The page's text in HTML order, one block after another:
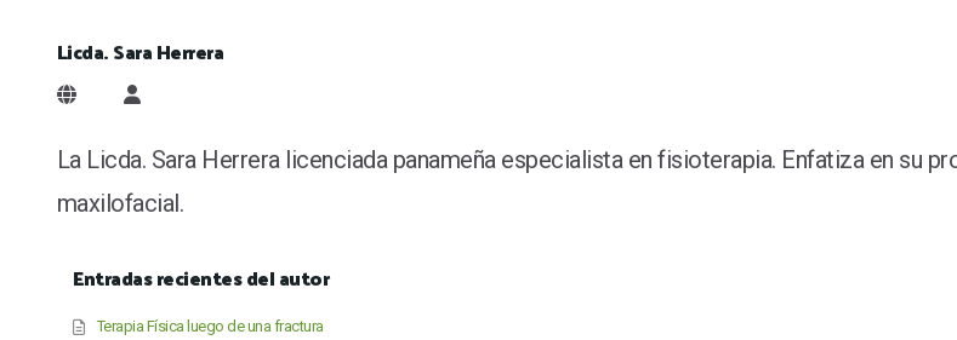
Licda. Sara Herrera
Licda. Sara Herrera
La Licda. Sara Herrera licenciada panameña especialista en fisioterapia. Enfatiza en su
maxilofacial.
Entradas recientes del autor
Terapia Física luego de una fractura